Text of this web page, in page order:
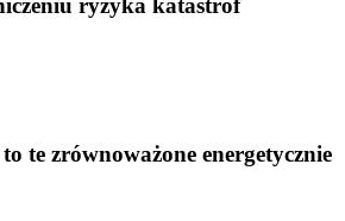
te zrównoważone energetycznie